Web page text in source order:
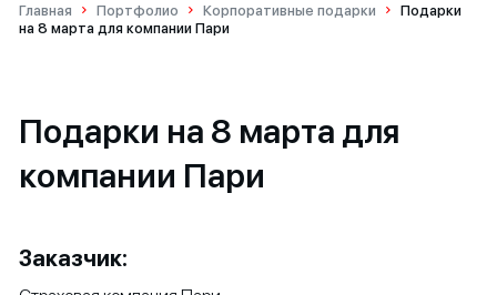
Главная Портфолио Корпоративные подарки
Подарки
на 8 марта для компании Пари
Подарки на 8 марта для
компании Пари
Заказчик: